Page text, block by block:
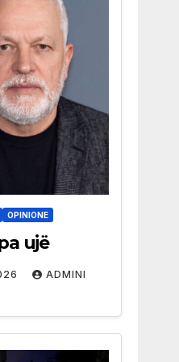
OPINIONE
ujë
ADMINI